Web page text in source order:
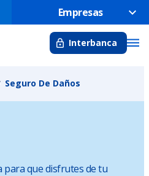
Empresas
Interbanca
Seguro De Daños
para que disfrutes de tu